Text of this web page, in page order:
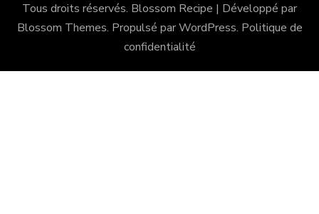
Tous droits réservés. Blossom Recipe | Développé par
Blossom Themes. Propulsé parWordPress. Politique de
confidentialité